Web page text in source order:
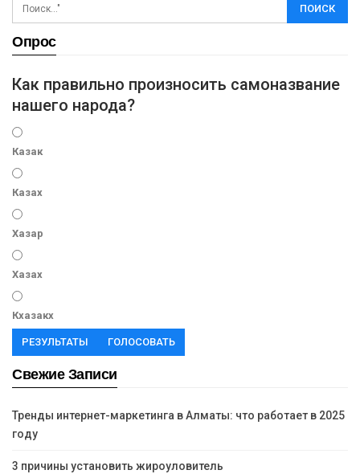
Опрос
Как правильно произносить самоназвание
нашего народа?
Казак
Казах
Хазар
Хазах
Кхазакх
РЕЗУЛЬТАТЫ ГОЛОСОВАТЬ
Свежие Записи
Тренды интернет-маркетинга в Алматы: что работает в 2025
году
3 причины установить жироуловитель